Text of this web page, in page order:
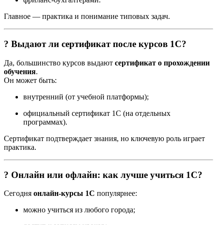
Главное — практика и понимание типовых задач.
? Выдают ли сертификат после курсов 1С?
Да, большинство курсов выдают сертификат о прохождении
обучения.
Он может быть:
внутренний (от учебной платформы);
официальный сертификат 1С (на отдельных
программах).
Сертификат подтверждает знания, но ключевую роль играет
практика.
? Онлайн или офлайн: как лучше учиться 1С?
Сегодня онлайн-курсы 1С популярнее:
можно учиться из любого города;